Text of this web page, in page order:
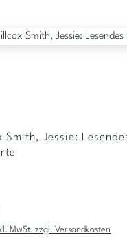
Smith, Jessie:
Preis:
MwSt. zzgl. Versandkosten